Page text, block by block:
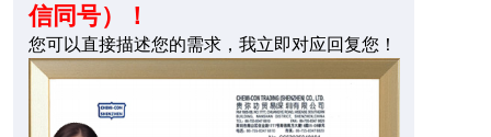
信同号）！
您可以直接描述您的需求，我立即对应回复您！